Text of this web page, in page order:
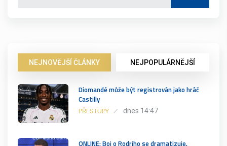
NEJNOVĚJŠÍ ČLÁNKY NEJPOPULÁRNĚJŠÍ
Diomandé může být registrován jako hráč
Castilly
PŘESTUPY dnes 14:47
ONLINE: Boj o Rodriho se dramatizuje.